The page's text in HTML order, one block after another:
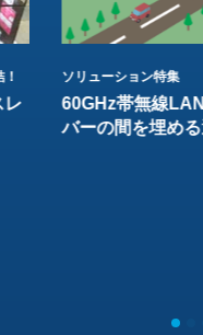
レ
ソリューション特集
60GHz帯無線
バーの間を埋め